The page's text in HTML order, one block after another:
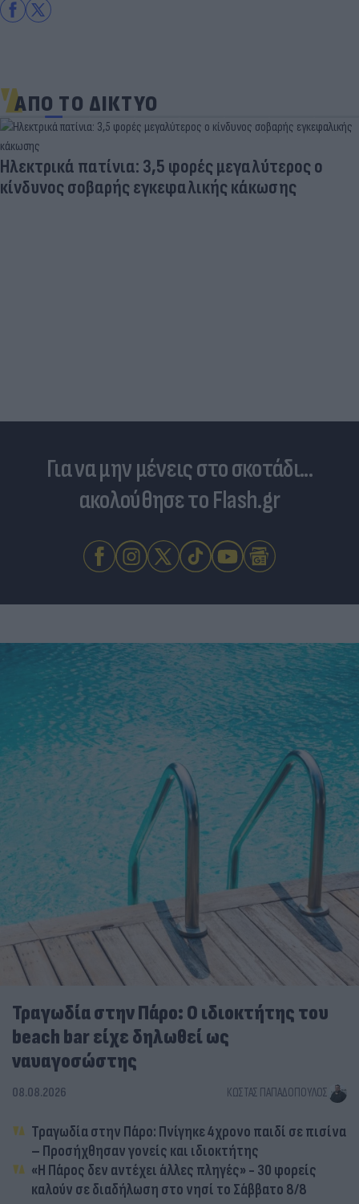
ΑΠΟ ΤΟ ΔΙΚΤΥΟ
Ηλεκτρικά πατίνια: 3,5 φορές μεγαλύτερος ο
κίνδυνος σοβαρής εγκεφαλικής κάκωσης
Για να μην μένεις στο σκοτάδι...
ακολούθησε το Flash.gr
Τραγωδία στην Πάρο: Ο ιδιοκτήτης του
beach bar είχε δηλωθεί ως
ναυαγοσώστης
08.08.2026 ΚΏΣΤΑΣ ΠΑΠΑΔΌΠΟΥΛΟΣ
Τραγωδία στην Πάρο: Πνίγηκε 4χρονο παιδί σε πισίνα
– Προσήχθησαν γονείς και ιδιοκτήτης
«Η Πάρος δεν αντέχει άλλες πληγές» - 30 φορείς
καλούν σε διαδήλωση στο νησί το Σάββατο 8/8